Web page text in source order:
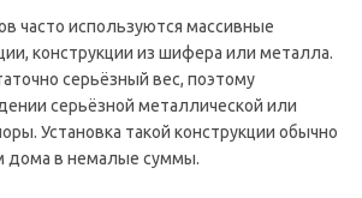
часто используются массивные
конструкции из шифера или металла.
серьёзный вес, поэтому
серьёзной металлической или
Установка такой конструкции обычно
дома в немалые суммы.